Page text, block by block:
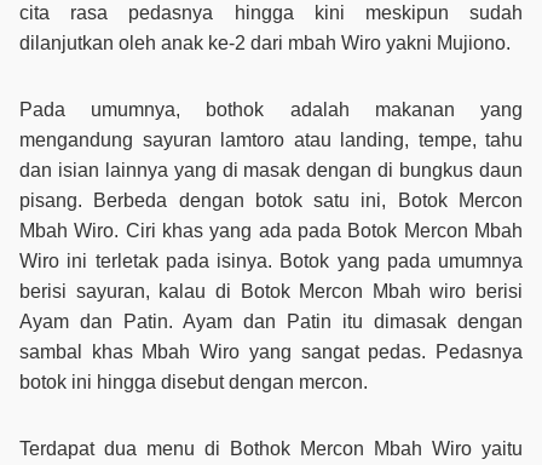
cita rasa pedasnya hingga kini meskipun sudah
dilanjutkan oleh anak ke-2 dari mbah Wiro yakni Mujiono.
Pada umumnya, bothok adalah makanan yang
mengandung sayuran lamtoro atau landing, tempe, tahu
dan isian lainnya yang di masak dengan di bungkus daun
pisang. Berbeda dengan botok satu ini, Botok Mercon
Mbah Wiro. Ciri khas yang ada pada Botok Mercon Mbah
Wiro ini terletak pada isinya. Botok yang pada umumnya
berisi sayuran, kalau di Botok Mercon Mbah wiro berisi
Ayam dan Patin. Ayam dan Patin itu dimasak dengan
sambal khas Mbah Wiro yang sangat pedas. Pedasnya
botok ini hingga disebut dengan mercon.
Terdapat dua menu di Bothok Mercon Mbah Wiro yaitu